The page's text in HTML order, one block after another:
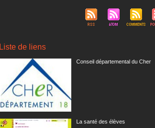
Liste de liens
Conseil départemental du Cher
La santé des élèves